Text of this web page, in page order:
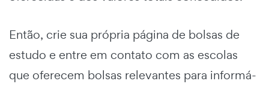
Então, crie sua própria página de bolsas de
estudo e entre em contato com as escolas
que oferecem bolsas relevantes para informá-